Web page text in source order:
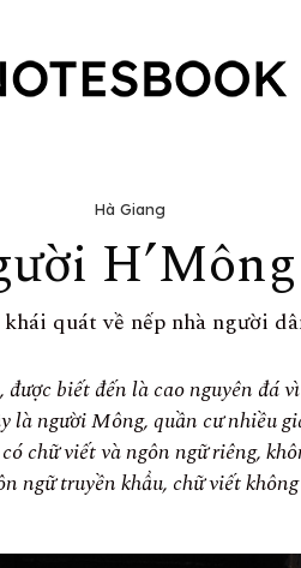
Hà Giang
quát về nếp nhà người
biết đến là cao nguyên đá
là người Mông, quần cư nhiều
chữ viết và ngôn ngữ riêng,
ngữ truyền khẩu, chữ viết